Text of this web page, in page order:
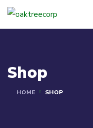
Shop
HOME SHOP